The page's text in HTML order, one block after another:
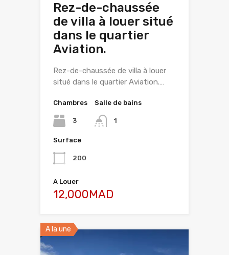
Rez-de-chaussée
de villa à louer situé
dans le quartier
Aviation.
Rez-de-chaussée de villa à louer
situé dans le quartier Aviation.…
Chambres
3
Salle de bains
1
Surface
200
A Louer
12,000MAD
A la une